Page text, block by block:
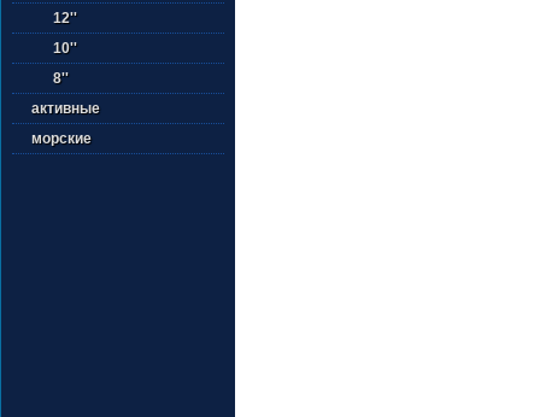
12''
10''
8''
активные
морские